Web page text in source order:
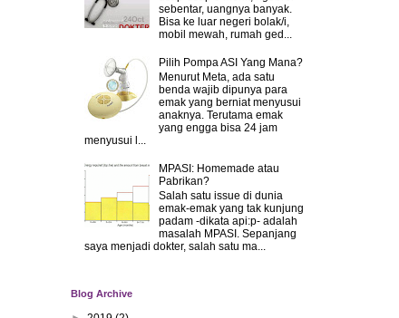
sebentar, uangnya banyak.
Bisa ke luar negeri bolak/i,
mobil mewah, rumah ged...
Pilih Pompa ASI Yang Mana?
Menurut Meta, ada satu
benda wajib dipunya para
emak yang berniat menyusui
anaknya. Terutama emak
yang engga bisa 24 jam
menyusui l...
MPASI: Homemade atau
Pabrikan?
Salah satu issue di dunia
emak-emak yang tak kunjung
padam -dikata api:p- adalah
masalah MPASI. Sepanjang
saya menjadi dokter, salah satu ma...
Blog Archive